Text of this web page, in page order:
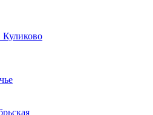
Куликово